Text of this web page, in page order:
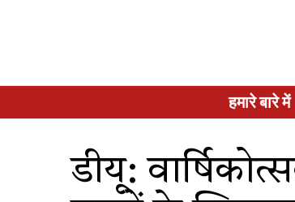
हमारे बारे में
डीयू: